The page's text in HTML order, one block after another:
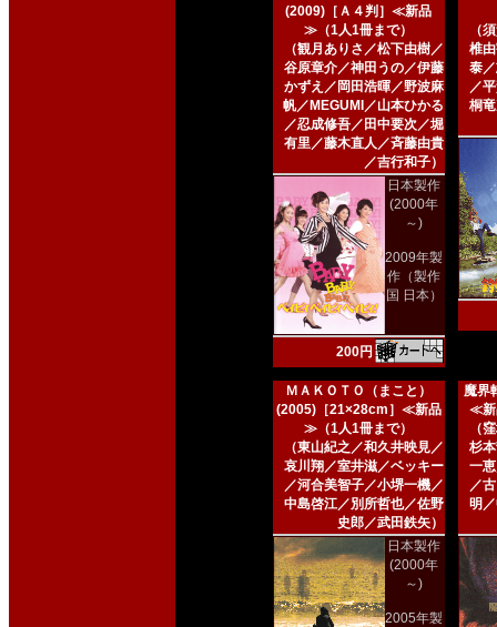
(2009)［Ａ４判］≪新品
≫（1人1冊まで）
（観月ありさ／松下由樹／
谷原章介／神田うの／伊藤
かずえ／岡田浩暉／野波麻
帆／MEGUMI／山本ひかる
／忍成修吾／田中要次／堀
有里／藤木直人／斉藤由貴
／吉行和子）
日本製作
(2000年
～)
2009年製
作（製作
国 日本）
200円
（
椎
泰
／
桐
ＭＡＫＯＴＯ（まこと）
(2005)［21×28cm］≪新品
≫（1人1冊まで）
（東山紀之／和久井映見／
哀川翔／室井滋／ベッキー
／河合美智子／小堺一機／
中島啓江／別所哲也／佐野
史郎／武田鉄矢）
日本製作
(2000年
～)
2005年製
魔界
≪新
（
杉
一
／
明